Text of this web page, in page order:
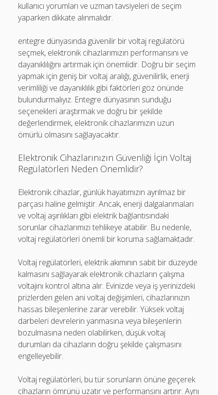
kullanıcı yorumları ve uzman tavsiyeleri de seçim
yaparken dikkate alınmalıdır.
entegre dünyasında güvenilir bir voltaj regülatörü
seçmek, elektronik cihazlarımızın performansını ve
dayanıklılığını artırmak için önemlidir. Doğru bir seçim
yapmak için geniş bir voltaj aralığı, güvenilirlik, enerji
verimliliği ve dayanıklılık gibi faktörleri göz önünde
bulundurmalıyız. Entegre dünyasının sunduğu
seçenekleri araştırmak ve doğru bir şekilde
değerlendirmek, elektronik cihazlarımızın uzun
ömürlü olmasını sağlayacaktır.
Elektronik Cihazlarınızın Güvenliği İçin Voltaj
Regülatörleri Neden Önemlidir?
Elektronik cihazlar, günlük hayatımızın ayrılmaz bir
parçası haline gelmiştir. Ancak, enerji dalgalanmaları
ve voltaj aşırılıkları gibi elektrik bağlantısındaki
sorunlar cihazlarımızı tehlikeye atabilir. Bu nedenle,
voltaj regülatörleri önemli bir koruma sağlamaktadır.
Voltaj regülatörleri, elektrik akımının sabit bir düzeyde
kalmasını sağlayarak elektronik cihazların çalışma
voltajını kontrol altına alır. Evinizde veya iş yerinizdeki
prizlerden gelen ani voltaj değişimleri, cihazlarınızın
hassas bileşenlerine zarar verebilir. Yüksek voltaj
darbeleri devrelerin yanmasına veya bileşenlerin
bozulmasına neden olabilirken, düşük voltaj
durumları da cihazların doğru şekilde çalışmasını
engelleyebilir.
Voltaj regülatörleri, bu tür sorunların önüne geçerek
cihazların ömrünü uzatır ve performansını artırır. Aynı